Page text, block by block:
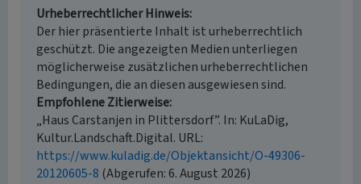
Urheberrechtlicher Hinweis
Der hier präsentierte Inhalt ist urheberrechtlich
geschützt. Die angezeigten Medien unterliegen
möglicherweise zusätzlichen urheberrechtlichen
Bedingungen, die an diesen ausgewiesen sind.
Empfohlene Zitierweise
„Haus Carstanjen in Plittersdorf”. In: KuLaDig,
Kultur.Landschaft.Digital. URL:
https://www.kuladig.de/Objektansicht/O-49306-
20120605-8 (Abgerufen: 6. August 2026)